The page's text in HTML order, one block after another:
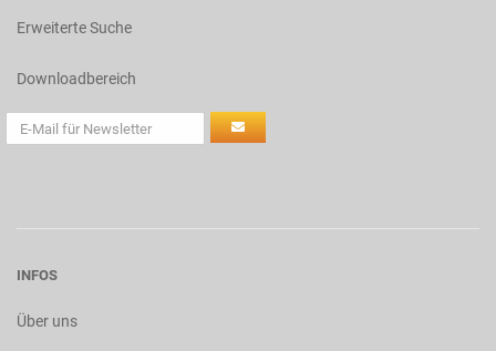
Erweiterte Suche
Downloadbereich
INFOS
Über uns